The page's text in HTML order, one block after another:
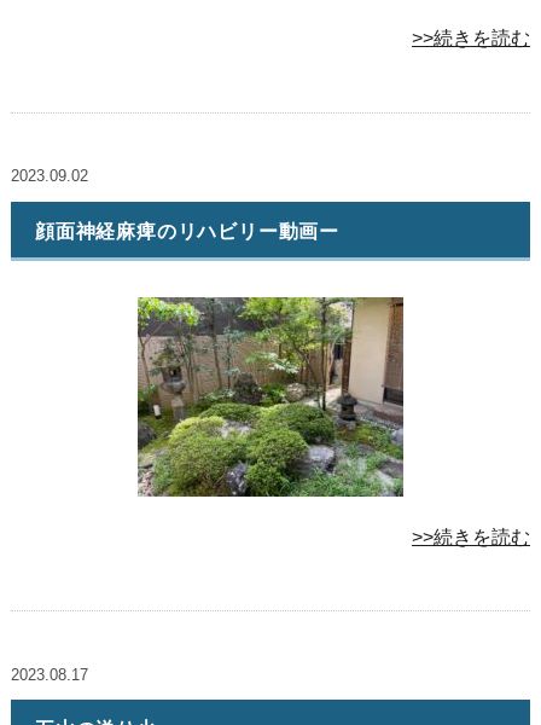
>>続きを読む
2023.09.02
顔面神経麻痺のリハビリー動画ー
>>続きを読む
2023.08.17